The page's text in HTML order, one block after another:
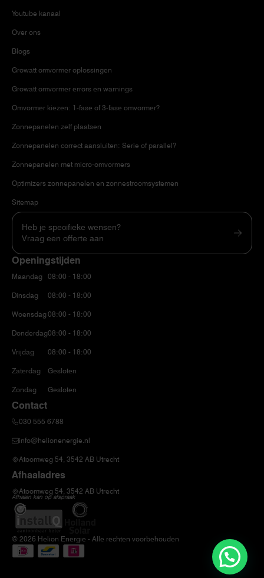
Youtube kanaal
Over ons
Blogs
Growatt omvormer oplossingen
Growatt omvormer errors en warnings
Omvormer kiezen: 1-fase of 3-fase omvormer?
Zonnepanelen zelf plaatsen
Zonnepanelen correct aansluiten: Serie of parallel?
Zonnepanelen met micro-omvormers
Optimizers zonnepanelen en zonnestroomsystemen
Sitemap
Heb je specifieke wensen?
Vraag een offerte aan
Openingstijden
Maandag
Dinsdag
Woensdag
Donderdag
Vrijdag
Zaterdag
Zondag
08:00 - 18:00
08:00 - 18:00
08:00 - 18:00
08:00 - 18:00
08:00 - 18:00
Gesloten
Gesloten
Contact
030 555 6788
info@helionenergie.nl
Atoomweg 54, 3542 AB Utrecht
Afhaaladres
Atoomweg 54, 3542 AB Utrecht
Afhalen kan op afspraak
© 2026 Helion Energie - Alle rechten voorbehouden